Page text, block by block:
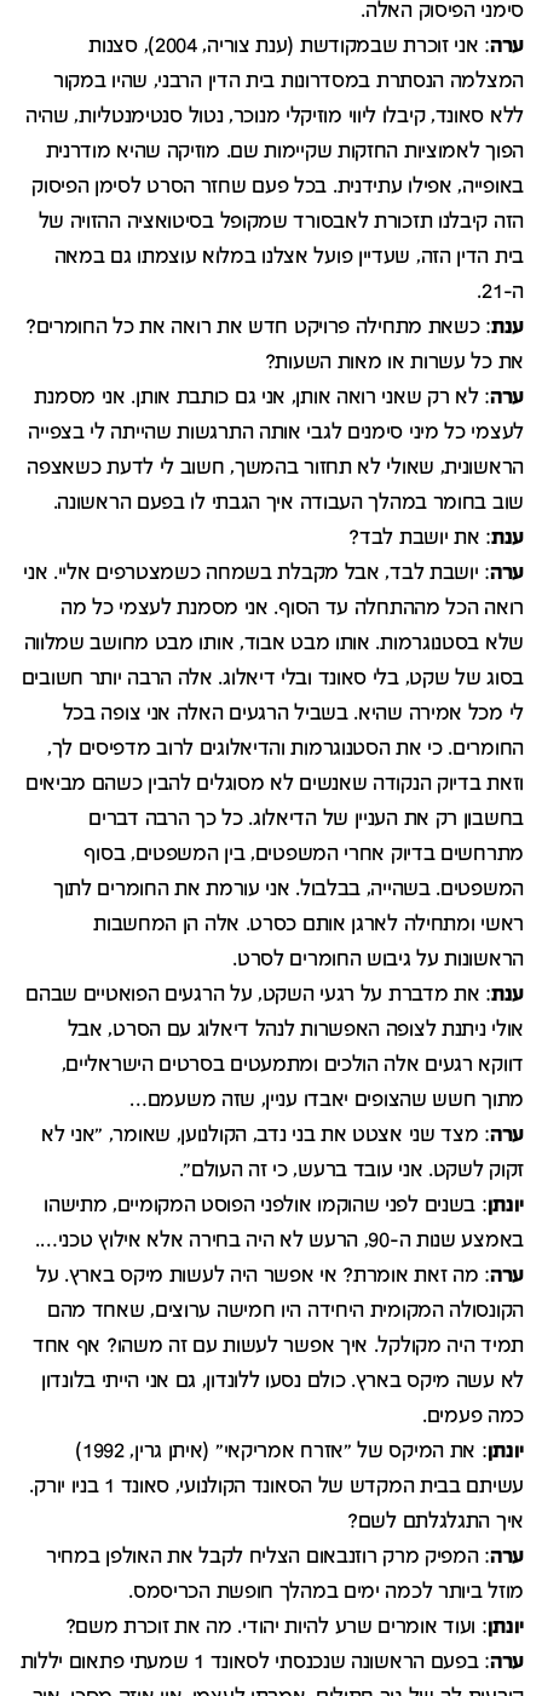
סימני הפיסוק האלה.
ערה
: אני זוכרת שבמקודשת (ענת צוריה, 2004), סצנות
המצלמה הנסתרת במסדרונות בית הדין הרבני, שהיו במקור
ללא סאונד, קיבלו ליווי מוזיקלי מנוכר, נטול סנטימנטליות, שהיה
הפוך לאמוציות החזקות שקיימות שם. מוזיקה שהיא מודרנית
באופייה, אפילו עתידנית. בכל פעם שחזר הסרט לסימן הפיסוק
הזה קיבלנו תזכורת לאבסורד שמקופל בסיטואציה ההזויה של
בית הדין הזה, שעדיין פועל אצלנו במלוא עוצמתו גם במאה
ה-21.
ענת: כשאת מתחילה פרויקט חדש את רואה את כל החומרים?
את כל עשרות או מאות השעות?
ערה: לא רק שאני רואה אותן, אני גם כותבת אותן. אני מסמנת
לעצמי כל מיני סימנים לגבי אותה התרגשות שהייתה לי בצפייה
הראשונית, שאולי לא תחזור בהמשך, חשוב לי לדעת כשאצפה
שוב בחומר במהלך העבודה איך הגבתי לו בפעם הראשונה.
ענת: את יושבת לבד?
ערה: יושבת לבד, אבל מקבלת בשמחה כשמצטרפים אליי. אני
רואה הכל מההתחלה עד הסוף. אני מסמנת לעצמי כל מה
שלא בסטנוגרמות. אותו מבט אבוד, אותו מבט מחושב שמלווה
בסוג של שקט, בלי סאונד ובלי דיאלוג. אלה הרבה יותר חשובים
לי מכל אמירה שהיא. בשביל הרגעים האלה אני צופה בכל
החומרים. כי את הסטנוגרמות והדיאלוגים לרוב מדפיסים לך,
וזאת בדיוק הנקודה שאנשים לא מסוגלים להבין כשהם מביאים
בחשבון רק את העניין של הדיאלוג. כל כך הרבה דברים
מתרחשים בדיוק אחרי המשפטים, בין המשפטים, בסוף
המשפטים. בשהייה, בבלבול. אני עורמת את החומרים לתוך
ראשי ומתחילה לארגן אותם כסרט. אלה הן המחשבות
הראשונות על גיבוש החומרים לסרט.
ענת: את מדברת על רגעי השקט, על הרגעים הפואטיים שבהם
אולי ניתנת לצופה האפשרות לנהל דיאלוג עם הסרט, אבל
דווקא רגעים אלה הולכים ומתמעטים בסרטים הישראליים,
מתוך חשש שהצופים יאבדו עניין, שזה משעמם…
ערה: מצד שני אצטט את בני נדב, הקולנוען, שאומר, "אני לא
זקוק לשקט. אני עובד ברעש, כי זה העולם".
יונתן: בשנים לפני שהוקמו אולפני הפוסט המקומיים, מתישהו
באמצע שנות ה-90, הרעש לא היה בחירה אלא אילוץ טכני….
ערה: מה זאת אומרת? אי אפשר היה לעשות מיקס בארץ. על
הקונסולה המקומית היחידה היו חמישה ערוצים, שאחד מהם
תמיד היה מקולקל. איך אפשר לעשות עם זה משהו? אף אחד
לא עשה מיקס בארץ. כולם נסעו ללונדון, גם אני הייתי בלונדון
כמה פעמים.
יונתן
: את המיקס של "אזרח אמריקאי" (איתן גרין, 1992)
עשיתם בבית המקדש של הסאונד הקולנועי, סאונד 1 בניו יורק.
איך התגלגלתם לשם?
ערה: המפיק מרק רוזנבאום הצליח לקבל את האולפן במחיר
מוזל ביותר לכמה ימים במהלך חופשת הכריסמס.
יונתן: ועוד אומרים שרע להיות יהודי. מה את זוכרת משם?
ערה
: בפעם הראשונה שנכנסתי לסאונד 1 שמעתי פתאום יללות